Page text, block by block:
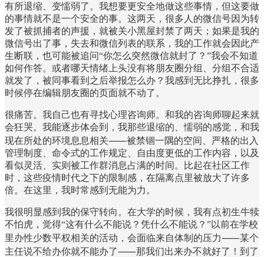
有所退缩、变懦弱了。我想要更安全地做这些事情，但这要做
的事情就不是一个安全的事。这两天，很多人的微信号因为转
发了被抓捕者的声援，就被关小黑屋封禁了两天；如果是我的
微信号出了事，失去和微信列表的联系，我的工作就会因此产
生断联，也可能被追问“你怎么突然微信就封了？”我会不知道
如何作答。或者哪天情绪上头没有将朋友圈分组、分组不合适
就发了，被同事看到之后举报怎么办？我感到无比挣扎，很多
时候停在编辑朋友圈的页面就不动了。
很痛苦。我自己也有寻找心理咨询师。和我的咨询师聊起来就
会狂哭。我能逐步体会到，我那些退缩的、懦弱的感觉，和我
现在所处的环境息息相关⸺被禁锢一隅的空间、严格的出入
管理制度、命令式的工作规定、自由度更低的工作内容，以及
看似灵活、实则被工作群消息占满的时间。比起在社区工作
时，这些疫情时代之下的限制感，在隔离点里被放大了许多
倍。在这里，我时常感到无能为力。
我很明显感到我的保守转向。在大学的时候，我有点初生牛犊
不怕虎，觉得“这有什么不能说？凭什么不能说？”以前在学校
里办性少数平权相关的活动，会面临来自体制的压力⸺某个
主任说不给办你就不能办了⸺那我们出来办不就好了！到了